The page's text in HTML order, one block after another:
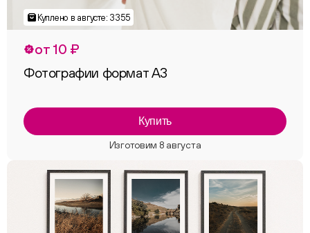
от 10 ₽
Фотографии формат А3
Купить